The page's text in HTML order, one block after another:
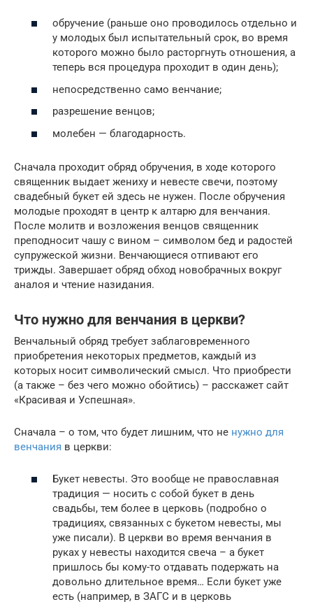
обручение (раньше оно проводилось отдельно и
у молодых был испытательный срок, во время
которого можно было расторгнуть отношения, а
теперь вся процедура проходит в один день);
непосредственно само венчание;
разрешение венцов;
молебен — благодарность.
Сначала проходит обряд обручения, в ходе которого
священник выдает жениху и невесте свечи, поэтому
свадебный букет ей здесь не нужен. После обручения
молодые проходят в центр к алтарю для венчания.
После молитв и возложения венцов священник
преподносит чашу с вином – символом бед и радостей
супружеской жизни. Венчающиеся отпивают его
трижды. Завершает обряд обход новобрачных вокруг
аналоя и чтение назидания.
Что нужно для венчания в церкви?
Венчальный обряд требует заблаговременного
приобретения некоторых предметов, каждый из
которых носит символический смысл. Что приобрести
(а также – без чего можно обойтись) – расскажет сайт
«Красивая и Успешная».
Сначала – о том, что будет лишним, что не нужно для
венчания в церкви:
Букет невесты. Это вообще не православная
традиция — носить с собой букет в день
свадьбы, тем более в церковь (подробно о
традициях, связанных с букетом невесты, мы
уже писали). В церкви во время венчания в
руках у невесты находится свеча – а букет
пришлось бы кому-то отдавать подержать на
довольно длительное время… Если букет уже
есть (например, в ЗАГС и в церковь